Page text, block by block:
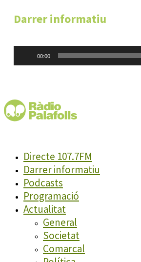
Darrer informatiu
00:00
Directe 107.7FM
Darrer informatiu
Podcasts
Programació
Actualitat
General
Societat
Comarcal